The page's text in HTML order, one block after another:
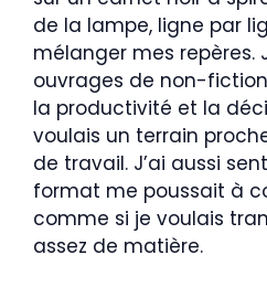
de la lampe, ligne par
mélanger mes repères.
ouvrages de non-
la productivité et la
voulais un terrain
de travail. J’ai aussi
format me poussait à
comme si je voulais
assez de matière.